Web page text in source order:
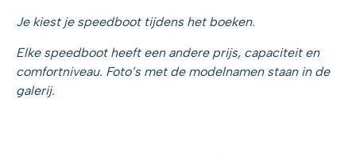
Je kiest je speedboot tijdens het boeken.
Elke speedboot heeft een andere prijs, capaciteit en
comfortniveau. Foto’s met de modelnamen staan in de
galerij.